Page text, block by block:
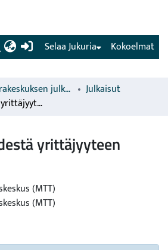
(current) Kokoelmat
Selaa Jukuria
Luonnonvarakeskuksen julkaisut
Julkaisut
Käsityöläisyydestä yrittäjyyteen
yrittäjyyteen
(MTT)
(MTT)